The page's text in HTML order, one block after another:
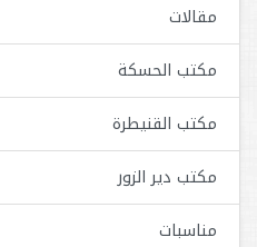
مقالات
مكتب الحسكة
مكتب القنيطرة
مكتب دير الزور
مناسبات